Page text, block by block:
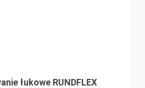
łukowe RUNDFLEX